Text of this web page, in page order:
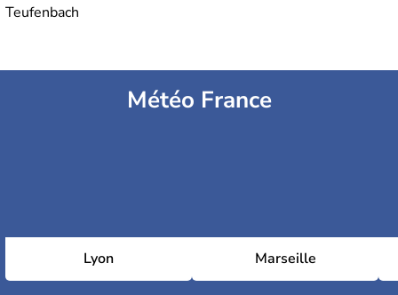
Teufenbach
Météo France
Lyon Marseille